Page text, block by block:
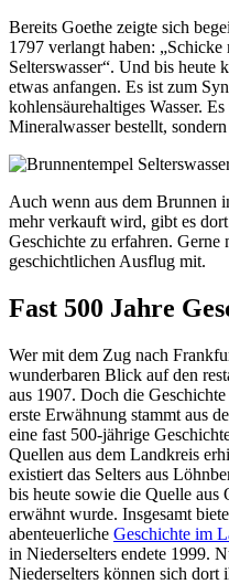
Bereits Goethe zeigte sich
1797 verlangt haben:
Selterswasser“. Und bis heute
etwas anfangen. Es ist zum
kohlensäurehaltiges Wasser.
Mineralwasser bestellt, sondern
Auch wenn aus dem Brunnen
mehr verkauft wird, gibt es
Geschichte zu erfahren. Gerne
geschichtlichen Ausflug mit.
Fast 500 Jahre
Wer mit dem Zug nach
wunderbaren Blick auf den
aus 1907. Doch die
erste Erwähnung stammt aus
eine fast 500-jährige
Quellen aus dem Landkreis
existiert das Selters aus
bis heute sowie die Quelle aus
erwähnt wurde. Insgesamt
abenteuerliche Geschichte im
in Niederselters endete 1999.
Niederselters können sich dort